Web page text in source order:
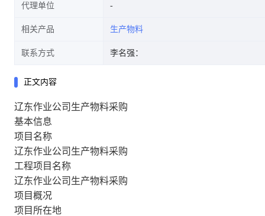
代理单位
相关产品 生产物料
联系方式 李名强：
正文内容
辽东作业公司生产物料采购
基本信息
项目名称
辽东作业公司生产物料采购
工程项目名称
辽东作业公司生产物料采购
项目概况
项目所在地